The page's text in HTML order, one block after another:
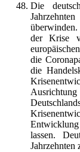
Die
der Krise
die
die
lassen.
Jahrzehnten